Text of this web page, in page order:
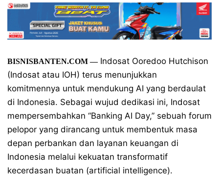
BISNISBANTEN.COM —Indosat Ooredoo Hutchison
(Indosat atau IOH) terus menunjukkan
komitmennya untuk mendukung AI yang berdaulat
di Indonesia. Sebagai wujud dedikasi ini, Indosat
mempersembahkan “Banking AI Day,” sebuah forum
pelopor yang dirancang untuk membentuk masa
depan perbankan dan layanan keuangan di
Indonesia melalui kekuatan transformatif
kecerdasan buatan (artificial intelligence).